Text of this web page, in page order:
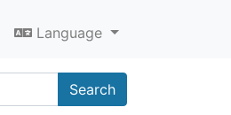
Language
Search